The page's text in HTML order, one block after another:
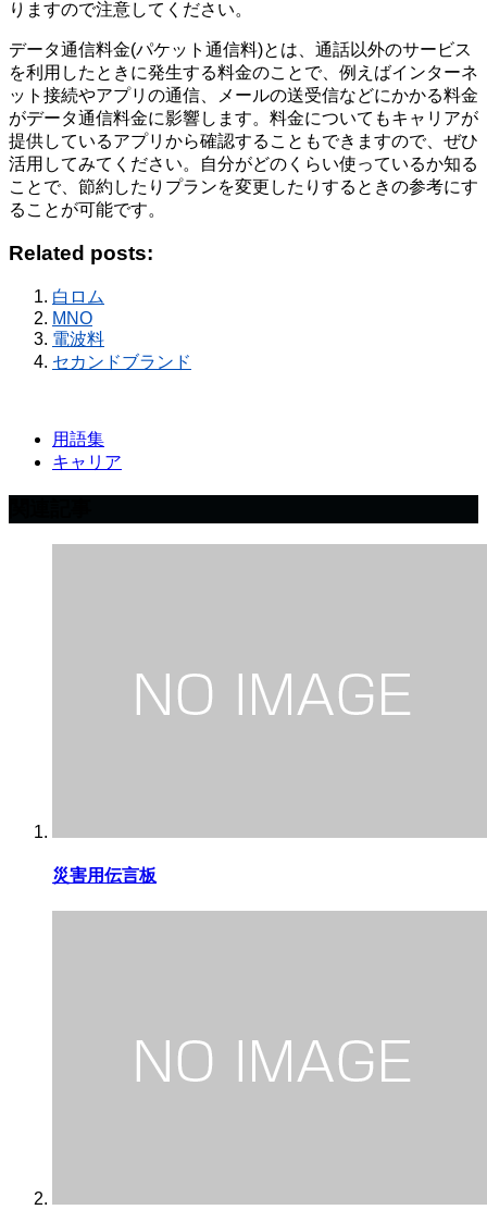
りますので注意してください。
データ通信料金(パケット通信料)とは、通話以外のサービス
を利用したときに発生する料金のことで、例えばインターネ
ット接続やアプリの通信、メールの送受信などにかかる料金
がデータ通信料金に影響します。料金についてもキャリアが
提供しているアプリから確認することもできますので、ぜひ
活用してみてください。自分がどのくらい使っているか知る
ことで、節約したりプランを変更したりするときの参考にす
ることが可能です。
Related posts:
白ロム
MNO
電波料
セカンドブランド
用語集
キャリア
災害用伝言板